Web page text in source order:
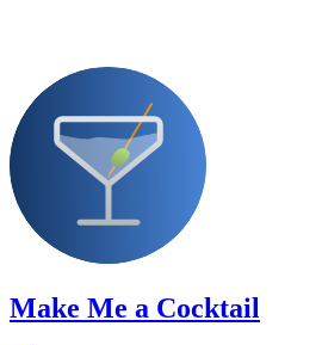
Make Me a Cocktail